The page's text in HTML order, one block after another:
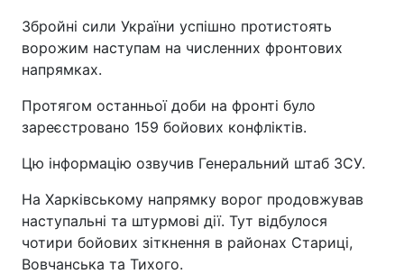
Збройні сили України успішно протистоять
ворожим наступам на численних фронтових
напрямках.
Протягом останньої доби на фронті було
зареєстровано 159 бойових конфліктів.
Цю інформацію озвучив Генеральний штаб ЗСУ.
На Харківському напрямку ворог продовжував
наступальні та штурмові дії. Тут відбулося
чотири бойових зіткнення в районах Стариці,
Вовчанська та Тихого.